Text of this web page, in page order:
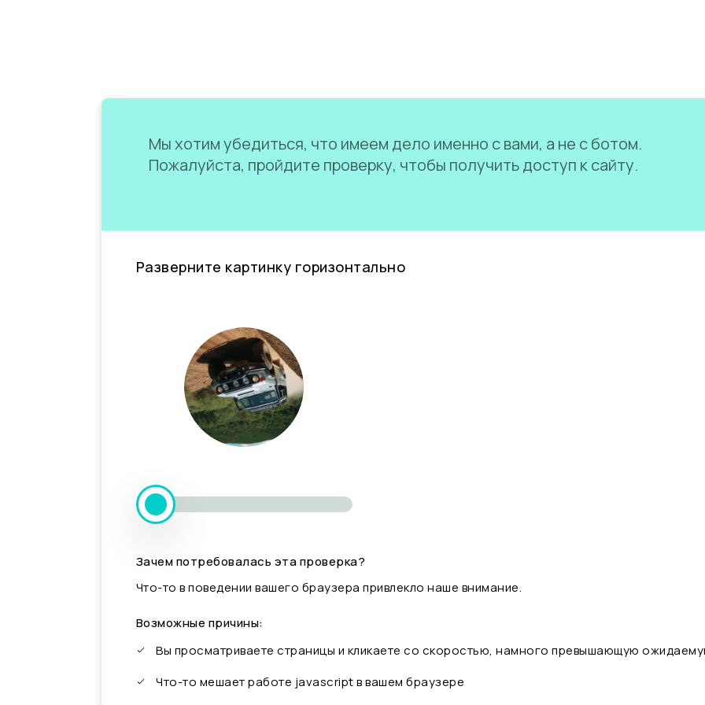
Мы хотим убедиться, что имеем дело именно с вами, а не с ботом.
Пожалуйста, пройдите проверку, чтобы получить доступ к сайту.
Разверните картинку горизонтально
Зачем потребовалась эта проверка?
Что-то в поведении вашего браузера привлекло наше внимание.
Возможные причины:
Вы просматриваете страницы и кликаете со скоростью, намного превышающую
Что-то мешает работе javascript в вашем браузере